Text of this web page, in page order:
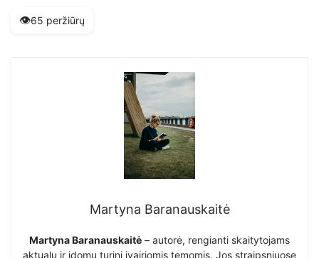
👁️65 peržiūrų
Martyna Baranauskaitė
Martyna Baranauskaitė – autorė, rengianti skaitytojams
aktualų ir įdomų turinį įvairiomis temomis. Jos straipsniuose